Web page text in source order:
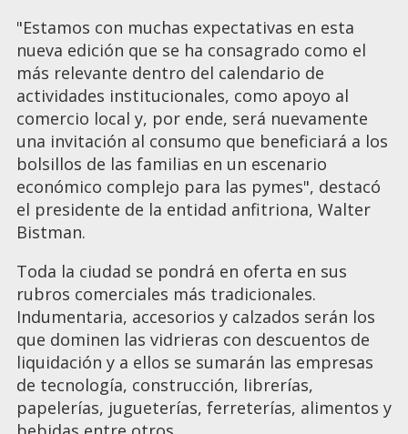
"Estamos con muchas expectativas en esta
nueva edición que se ha consagrado como el
más relevante dentro del calendario de
actividades institucionales, como apoyo al
comercio local y, por ende, será nuevamente
una invitación al consumo que beneficiará a los
bolsillos de las familias en un escenario
económico complejo para las pymes", destacó
el presidente de la entidad anfitriona, Walter
Bistman.
Toda la ciudad se pondrá en oferta en sus
rubros comerciales más tradicionales.
Indumentaria, accesorios y calzados serán los
que dominen las vidrieras con descuentos de
liquidación y a ellos se sumarán las empresas
de tecnología, construcción, librerías,
papelerías, jugueterías, ferreterías, alimentos y